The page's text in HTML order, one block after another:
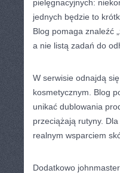
pielęgnacyjnych:
jednych będzie to
Blog pomaga znaleźć
a nie listą zadań do
W serwisie odnajdą
kosmetycznym. Blog
unikać dublowania
przeciążają rutyny.
realnym wsparciem
Dodatkowo